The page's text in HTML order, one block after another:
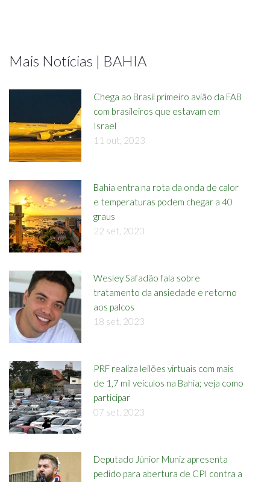
Mais Notícias | BAHIA
Chega ao Brasil primeiro avião da FAB
com brasileiros que estavam em
Israel
11 out, 2023
Bahia entra na rota da onda de calor
e temperaturas podem chegar a 40
graus
22 set, 2023
Wesley Safadão fala sobre
tratamento da ansiedade e retorno
aos palcos
18 set, 2023
PRF realiza leilões virtuais com mais
de 1,7 mil veículos na Bahia; veja como
participar
07 set, 2023
Deputado Júnior Muniz apresenta
pedido para abertura de CPI contra a